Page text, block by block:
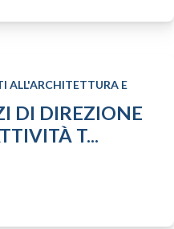
ALL'ARCHITETTURA E
DI DIREZIONE
T...